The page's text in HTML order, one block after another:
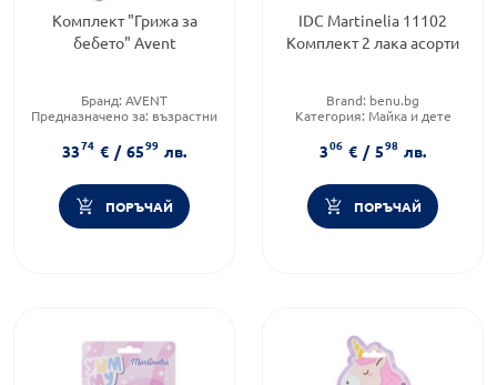
Комплект "Грижа за
бебето" Avent
Бранд: AVENT
Предназначено за: възрастни
кърма
3374 € / 6599 лв.
ПОРЪЧАЙ
IDC Martinelia 11102
Комплект 2 лака асорти
Brand: benu.bg
Категория: Майка и дете
комплект
306 € / 598 лв.
ПОРЪЧАЙ